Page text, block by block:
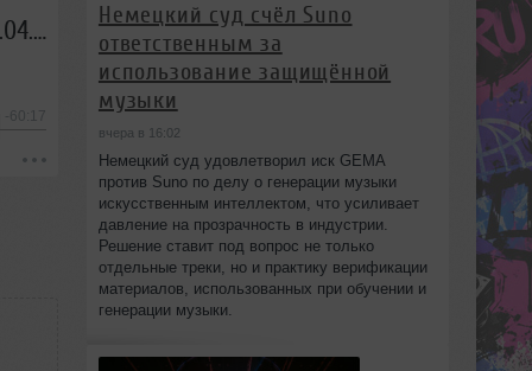
Евгений Свалов (4Mal), Александр Киреев — Русская кибернетика 664 (23.04.2025)
-60:17
Немецкий суд счёл Suno
ответственным за
использование защищённой
музыки
вчера в 16:02
Немецкий суд удовлетворил иск GEMA
против Suno по делу о генерации музыки
искусственным интеллектом, что усиливает
давление на прозрачность в индустрии.
Решение ставит под вопрос не только
отдельные треки, но и практику верификации
материалов, использованных при обучении и
генерации музыки.